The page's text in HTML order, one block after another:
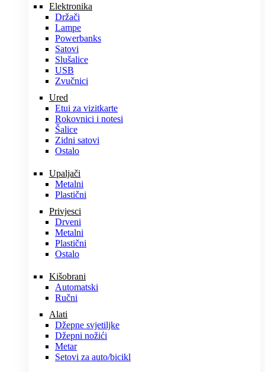
Elektronika
Držači
Lampe
Powerbanks
Satovi
Slušalice
USB
Zvučnici
Ured
Etui za vizitkarte
Rokovnici i notesi
Šalice
Zidni satovi
Ostalo
Upaljači
Metalni
Plastični
Privjesci
Drveni
Metalni
Plastični
Ostalo
Kišobrani
Automatski
Ručni
Alati
Džepne svjetiljke
Džepni nožići
Metar
Setovi za auto/bicikl